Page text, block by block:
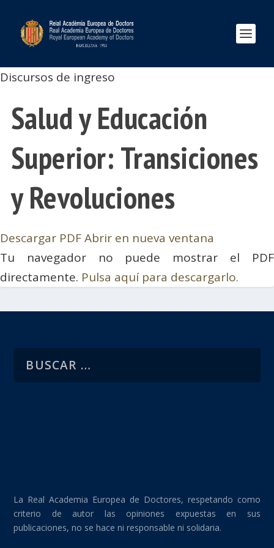
Discursos de ingreso
Salud y Educación
Superior: Transiciones
y Revoluciones
Descargar PDFAbrir en nueva ventana
Tu navegador no puede mostrar el PDF
directamente. Pulsa aquí para descargarlo.
La Real Academia Europea de Doctores, respetando como
criterio de autor las opiniones expuestas en sus
publicaciones, no se hace ni responsable ni solidaria.